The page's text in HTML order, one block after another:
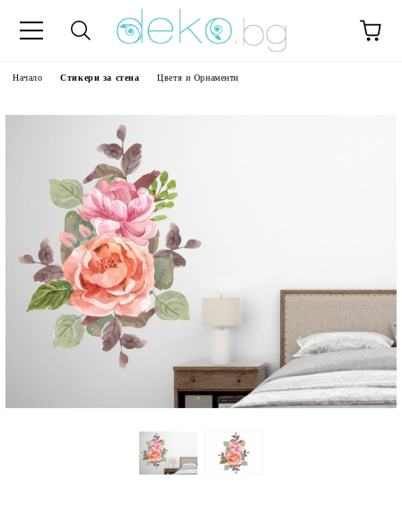
Начало Стикери за стена Цветя и Орнаменти